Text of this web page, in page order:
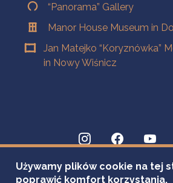
“Panorama” Gallery
Manor House Museum in
Jan Matejko “Koryznówka”
in Nowy Wiśnicz
Używamy plików cookie na tej
poprawić komfort korzystania.